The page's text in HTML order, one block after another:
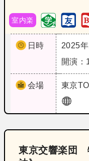
室内楽
日時
2025
開演：
会場 東京
東京交響楽団